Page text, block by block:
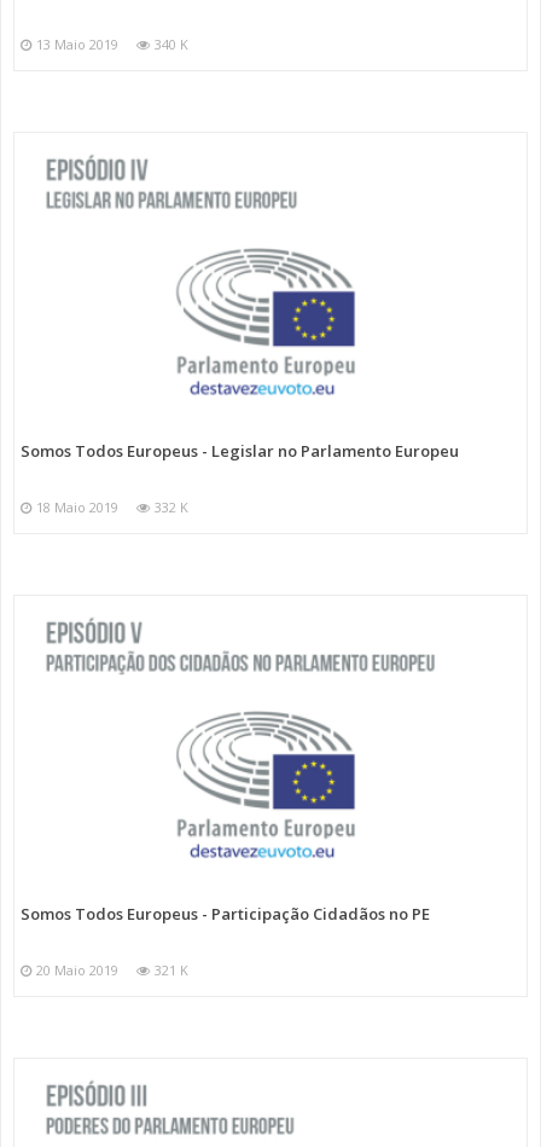
13 Maio 2019 340 K
Somos Todos Europeus - Legislar no Parlamento Europeu
18 Maio 2019 332 K
Somos Todos Europeus - Participação Cidadãos no PE
20 Maio 2019 321 K